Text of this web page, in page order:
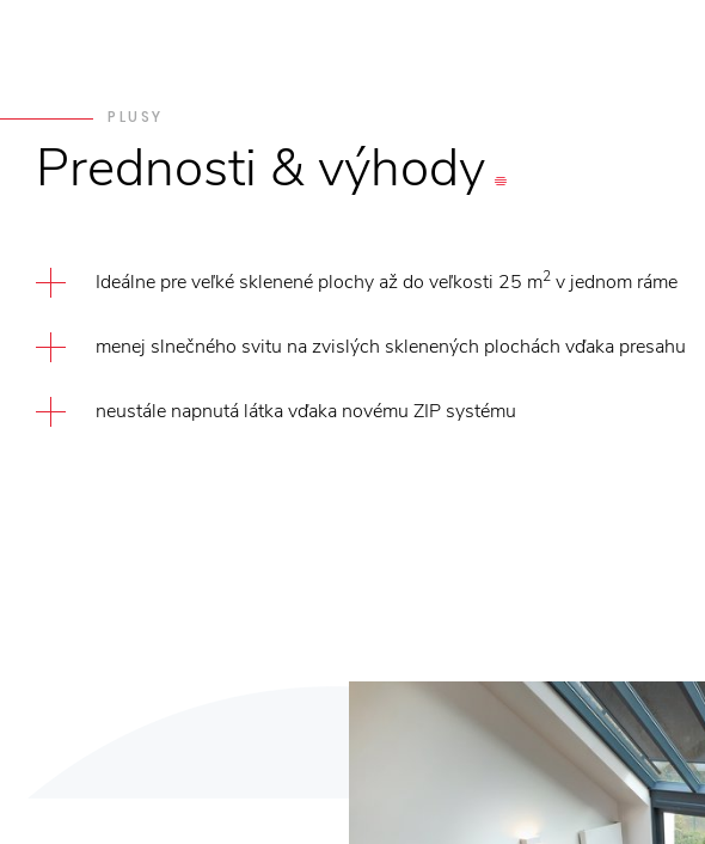
PLUSY
Prednosti &výhody
Ideálne pre veľké sklenené plochy až do veľkosti 25 m2 v jednom ráme
menej slnečného svitu na zvislých sklenených plochách vďaka presahu
neustále napnutá látka vďaka novému ZIP systému